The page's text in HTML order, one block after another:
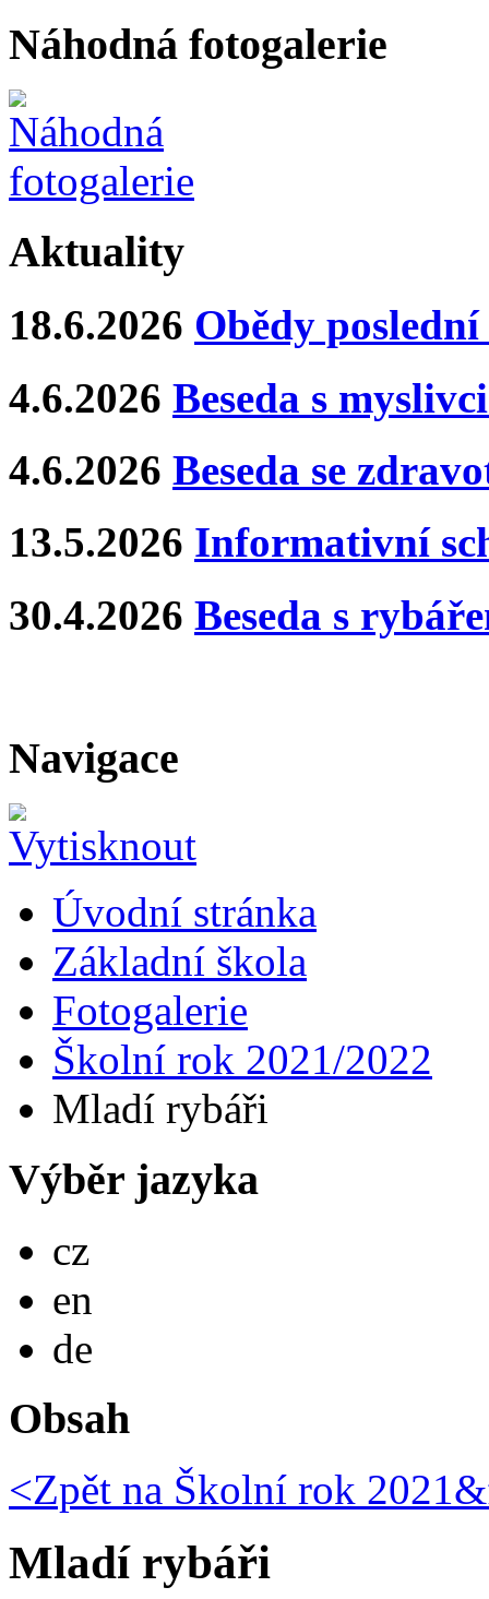
Náhodná fotogalerie
Aktuality
18.6.2026 Obědy
4.6.2026 Beseda s
4.6.2026 Beseda se
13.5.2026 Informativní
30.4.2026 Beseda s
Navigace
Úvodní stránka
Základní škola
Fotogalerie
Školní rok 2021/2022
Mladí rybáři
Výběr jazyka
cz
en
de
Obsah
<Zpět na Školní rok
Mladí rybáři